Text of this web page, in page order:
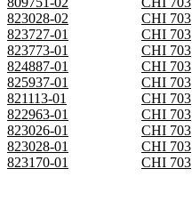
823028-02
CHI 703
823727-01
CHI 703
823773-01
CHI 703
824887-01
CHI 703
825937-01
CHI 703
821113-01
CHI 703
822963-01
CHI 703
823026-01
CHI 703
823028-01
CHI 703
823170-01
CHI 703